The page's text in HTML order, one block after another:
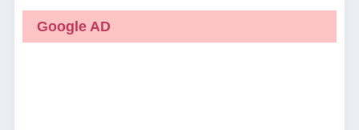
Google AD